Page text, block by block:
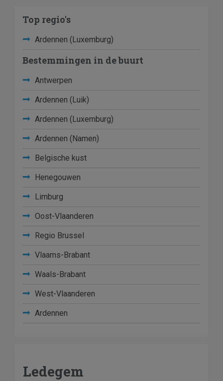
Top regio's
Ardennen (Luxemburg)
Bestemmingen in de buurt
Antwerpen
Ardennen (Luik)
Ardennen (Luxemburg)
Ardennen (Namen)
Belgische kust
Henegouwen
Limburg
Oost-Vlaanderen
Regio Brussel
Vlaams-Brabant
Waals-Brabant
West-Vlaanderen
Ardennen
Ledegem